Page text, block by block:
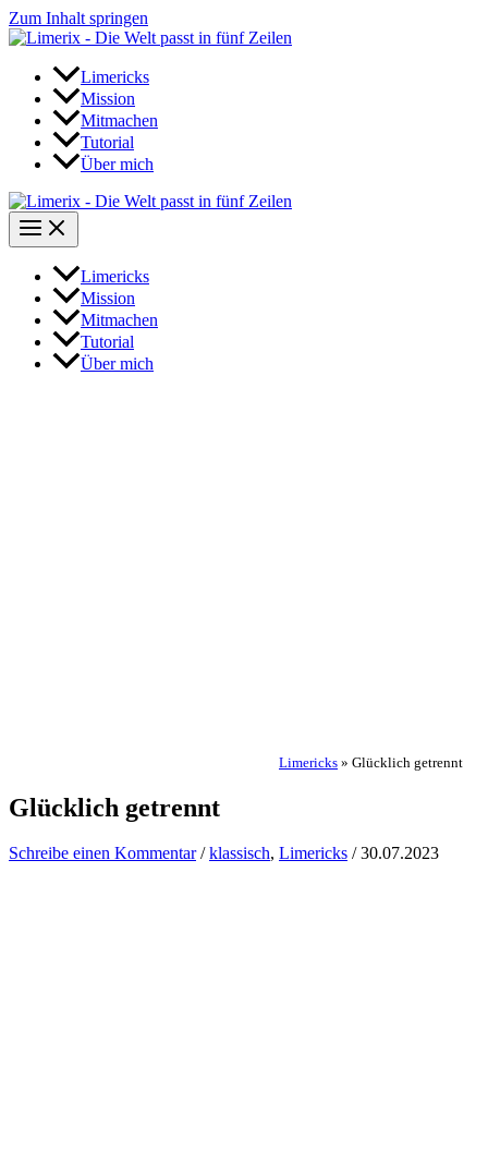
Zum Inhalt springen
Limericks
Mission
Mitmachen
Tutorial
Über mich
Limericks
Mission
Mitmachen
Tutorial
Über mich
Limericks » Glücklich getrennt
Glücklich getrennt
Schreibe einen Kommentar /klassisch, Limericks /30.07.2023